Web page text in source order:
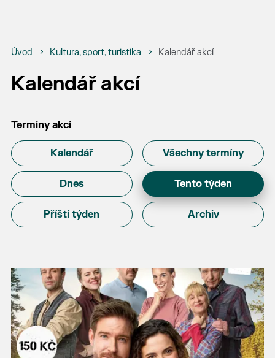
Úvod Kultura, sport, turistika Kalendář akcí
Kalendář akcí
Termíny akcí
Kalendář Všechny termíny
Dnes Tento týden
Příští týden Archiv